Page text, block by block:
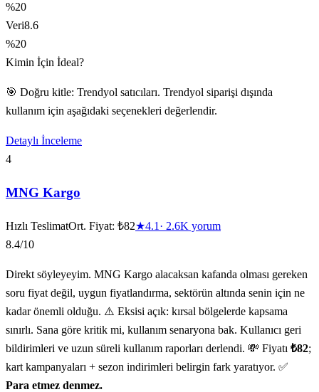
%20
Veri8.6
%20
Kimin İçin İdeal?
🎯 Doğru kitle: Trendyol satıcıları. Trendyol siparişi dışında
kullanım için aşağıdaki seçenekleri değerlendir.
Detaylı İnceleme
4
MNG Kargo
Hızlı TeslimatOrt. Fiyat: ₺82★4.1 · 2.6K yorum
8.4/10
Direkt söyleyeyim. MNG Kargo alacaksan kafanda olması gereken
soru fiyat değil, uygun fiyatlandırma, sektörün altında senin için ne
kadar önemli olduğu. ⚠️ Eksisi açık: kırsal bölgelerde kapsama
sınırlı. Sana göre kritik mi, kullanım senaryona bak. Kullanıcı geri
bildirimleri ve uzun süreli kullanım raporları derlendi. 💸 Fiyatı ₺82;
kart kampanyaları + sezon indirimleri belirgin fark yaratıyor. ✅
Para etmez denmez.